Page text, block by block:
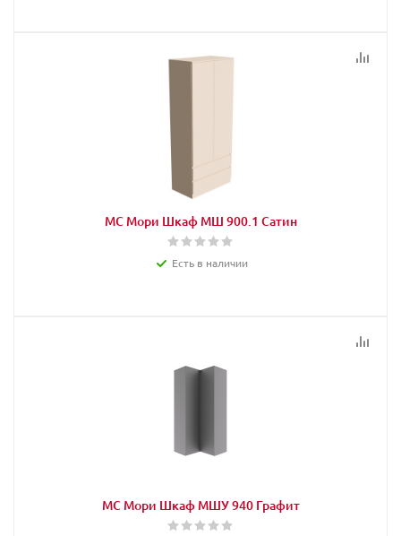
МС Мори Шкаф МШ 900.1 Сатин
Есть в наличии
МС Мори Шкаф МШУ 940 Графит